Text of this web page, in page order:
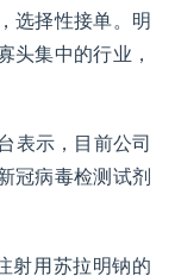
选择性接单。明
头集中的行业，
表示，目前公司
冠病毒检测试剂
射用苏拉明钠的